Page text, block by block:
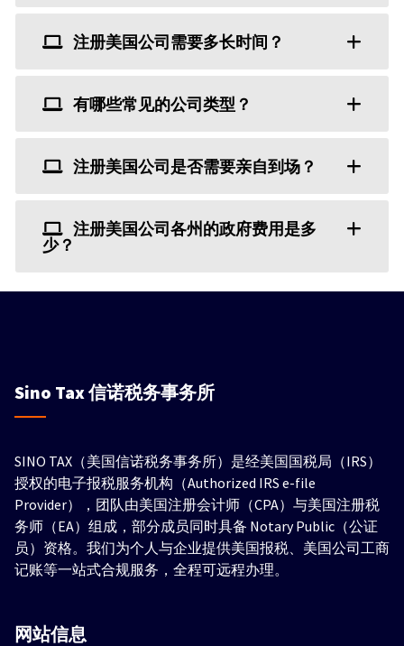
注册美国公司需要多长时间？
有哪些常见的公司类型？
注册美国公司是否需要亲自到场？
注册美国公司各州的政府费用是多
少？
Sino Tax信诺税务事务所
SINO TAX（美国信诺税务事务所）是经美国国税局（IRS）
授权的电子报税服务机构（Authorized IRS e-file
Provider），团队由美国注册会计师（CPA）与美国注册税
务师（EA）组成，部分成员同时具备 Notary Public（公证
员）资格。我们为个人与企业提供美国报税、美国公司工商
记账等一站式合规服务，全程可远程办理。
网站信息